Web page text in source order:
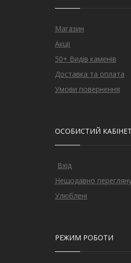
Магазин
Акції
50+ Видів каменів
Доставка та оплата
Умови повернення
ОСОБИСТИЙ КАБІНЕТ
Вхід
Нещодавно
Улюблені
РЕЖИМ РОБОТИ